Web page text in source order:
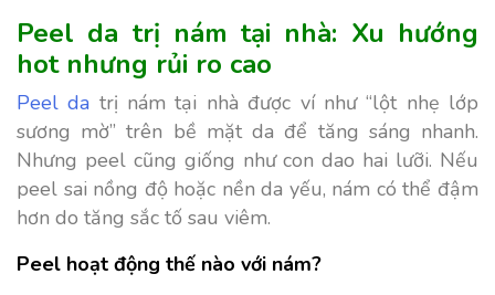
Peel da trị nám tại nhà: Xu hướng
hot nhưng rủi ro cao
Peel da trị nám tại nhà được ví như “lột nhẹ lớp
sương mờ” trên bề mặt da để tăng sáng nhanh.
Nhưng peel cũng giống như con dao hai lưỡi. Nếu
peel sai nồng độ hoặc nền da yếu, nám có thể đậm
hơn do tăng sắc tố sau viêm.
Peel hoạt động thế nào với nám?